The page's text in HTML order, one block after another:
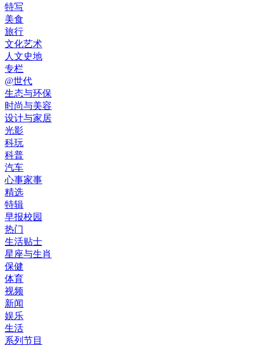
特写
美食
旅行
文化艺术
人文史地
专栏
@世代
生态与环保
时尚与美容
设计与家居
光影
科玩
科普
汽车
心事家事
精选
特辑
早报校园
热门
生活贴士
星座与生肖
保健
体育
视频
新闻
娱乐
生活
系列节目